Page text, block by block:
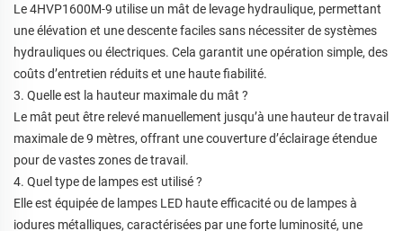
Le 4HVP1600M-9 utilise un mât de levage hydraulique, permettant
une élévation et une descente faciles sans nécessiter de systèmes
hydrauliques ou électriques. Cela garantit une opération simple, des
coûts d’entretien réduits et une haute fiabilité.
3. Quelle est la hauteur maximale du mât ?
Le mât peut être relevé manuellement jusqu’à une hauteur de travail
maximale de 9 mètres, offrant une couverture d’éclairage étendue
pour de vastes zones de travail.
4. Quel type de lampes est utilisé ?
Elle est équipée de lampes LED haute efficacité ou de lampes à
iodures métalliques, caractérisées par une forte luminosité, une